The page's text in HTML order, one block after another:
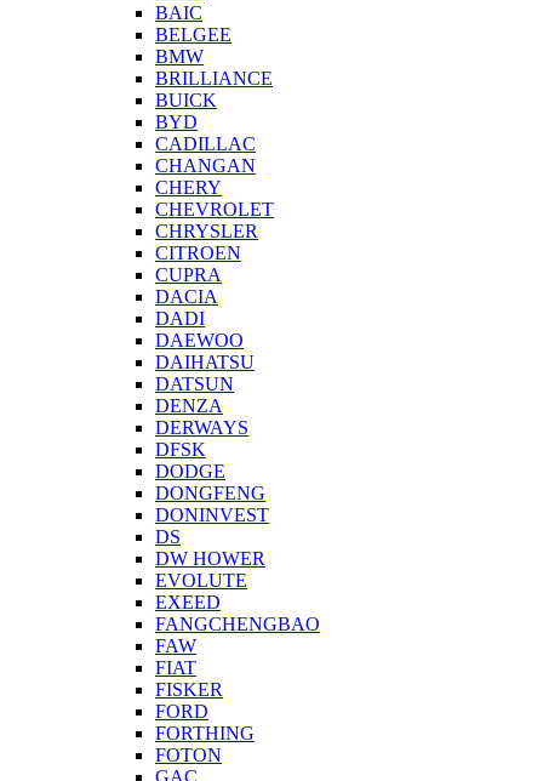
BAIC
BELGEE
BMW
BRILLIANCE
BUICK
BYD
CADILLAC
CHANGAN
CHERY
CHEVROLET
CHRYSLER
CITROEN
CUPRA
DACIA
DADI
DAEWOO
DAIHATSU
DATSUN
DENZA
DERWAYS
DFSK
DODGE
DONGFENG
DONINVEST
DS
DW HOWER
EVOLUTE
EXEED
FANGCHENGBAO
FAW
FIAT
FISKER
FORD
FORTHING
FOTON
GAC